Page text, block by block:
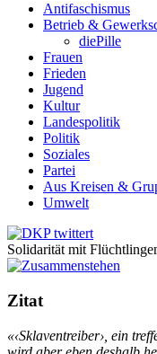
Antifaschismus
Betrieb &
diePille
Frauen
Frieden
Jugend
Kultur
Landespolitik
Politik
Soziales
Partei
Aus Kreisen &
Umwelt
Solidarität mit
Zitat
«‹Sklaventreiber›, ein